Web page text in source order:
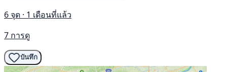
6 จุด · 1 เดือนที่แล้ว
7 การดู
บันทึก